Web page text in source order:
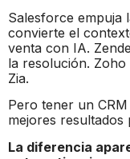
Salesforce empuja
convierte el
venta con IA.
la resolución.
Zia.
Pero tener un
mejores resultados
La diferencia